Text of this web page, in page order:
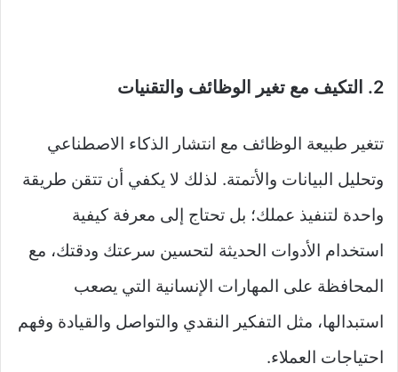
2. التكيف مع تغير الوظائف والتقنيات
تتغير طبيعة الوظائف مع انتشار الذكاء الاصطناعي
وتحليل البيانات والأتمتة. لذلك لا يكفي أن تتقن طريقة
واحدة لتنفيذ عملك؛ بل تحتاج إلى معرفة كيفية
استخدام الأدوات الحديثة لتحسين سرعتك ودقتك، مع
المحافظة على المهارات الإنسانية التي يصعب
استبدالها، مثل التفكير النقدي والتواصل والقيادة وفهم
احتياجات العملاء.